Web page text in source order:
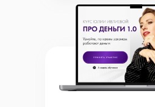
Любая сумма по